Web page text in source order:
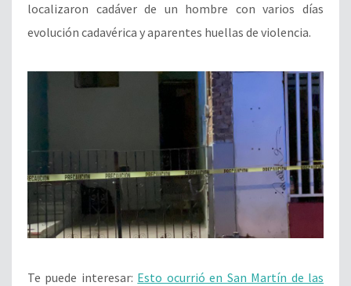
localizaron cadáver de un hombre con varios días
evolución cadavérica y aparentes huellas de violencia.
Te puede interesar: Esto ocurrió en San Martín de las